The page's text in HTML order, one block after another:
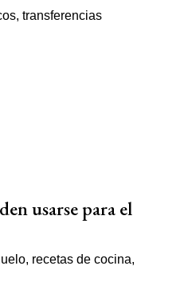
usarse para el